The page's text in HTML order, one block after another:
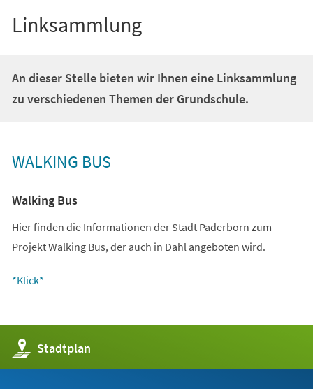
Linksammlung
An dieser Stelle bieten wir Ihnen eine Linksammlung
zu verschiedenen Themen der Grundschule.
WALKING BUS
Walking Bus
Hier finden die Informationen der Stadt Paderborn zum
Projekt Walking Bus, der auch in Dahl angeboten wird.
*Klick*
(Öffnet
neuen
Tab)
Stadtplan
(Öffnet
in
einem